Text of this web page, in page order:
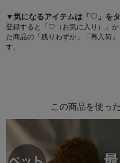
▼気になるアイテムは「♡ 」を
登録すると「♡（お気に入り）」
た商品の「残りわずか」「再入荷
す。
この商品を使っ